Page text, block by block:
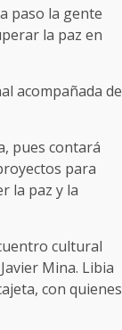
paso la gente
la paz en
acompañada de
pues contará
para
la paz y la
cultural
Mina. Libia
con quienes